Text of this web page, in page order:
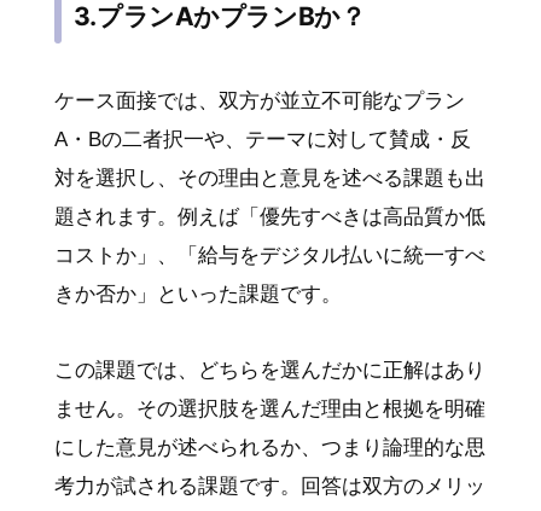
3.プランAかプランBか？
ケース面接では、双方が並立不可能なプラン
A・Bの二者択一や、テーマに対して賛成・反
対を選択し、その理由と意見を述べる課題も出
題されます。例えば「優先すべきは高品質か低
コストか」、「給与をデジタル払いに統一すべ
きか否か」といった課題です。
この課題では、どちらを選んだかに正解はあり
ません。その選択肢を選んだ理由と根拠を明確
にした意見が述べられるか、つまり論理的な思
考力が試される課題です。回答は双方のメリッ